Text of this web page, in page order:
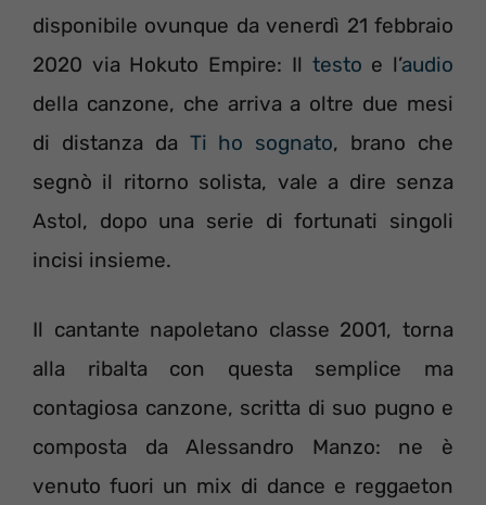
disponibile ovunque da venerdì 21 febbraio
2020 via Hokuto Empire: Il testo e l’audio
della canzone, che arriva a oltre due mesi
di distanza da Ti ho sognato, brano che
segnò il ritorno solista, vale a dire senza
Astol, dopo una serie di fortunati singoli
incisi insieme.
Il cantante napoletano classe 2001, torna
alla ribalta con questa semplice ma
contagiosa canzone, scritta di suo pugno e
composta da Alessandro Manzo: ne è
venuto fuori un mix di dance e reggaeton